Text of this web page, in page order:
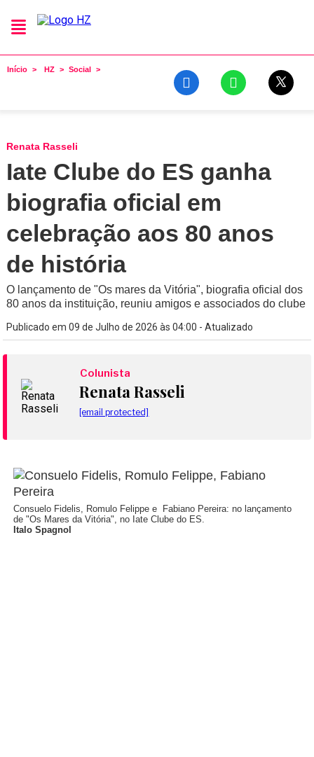
Início HZ Social
Renata Rasseli
Iate Clube do ES ganha
biografia oficial em
celebração aos 80 anos
de história
O lançamento de "Os mares da Vitória", biografia oficial dos
80 anos da instituição, reuniu amigos e associados do clube
Publicado em 09 de Julho de 2026 às 04:00 - Atualizado
Colunista
Renata Rasseli
[email protected]
Consuelo Fidelis, Romulo Felippe e Fabiano Pereira: no lançamento
de "Os Mares da Vitória", no Iate Clube do ES.
Italo Spagnol